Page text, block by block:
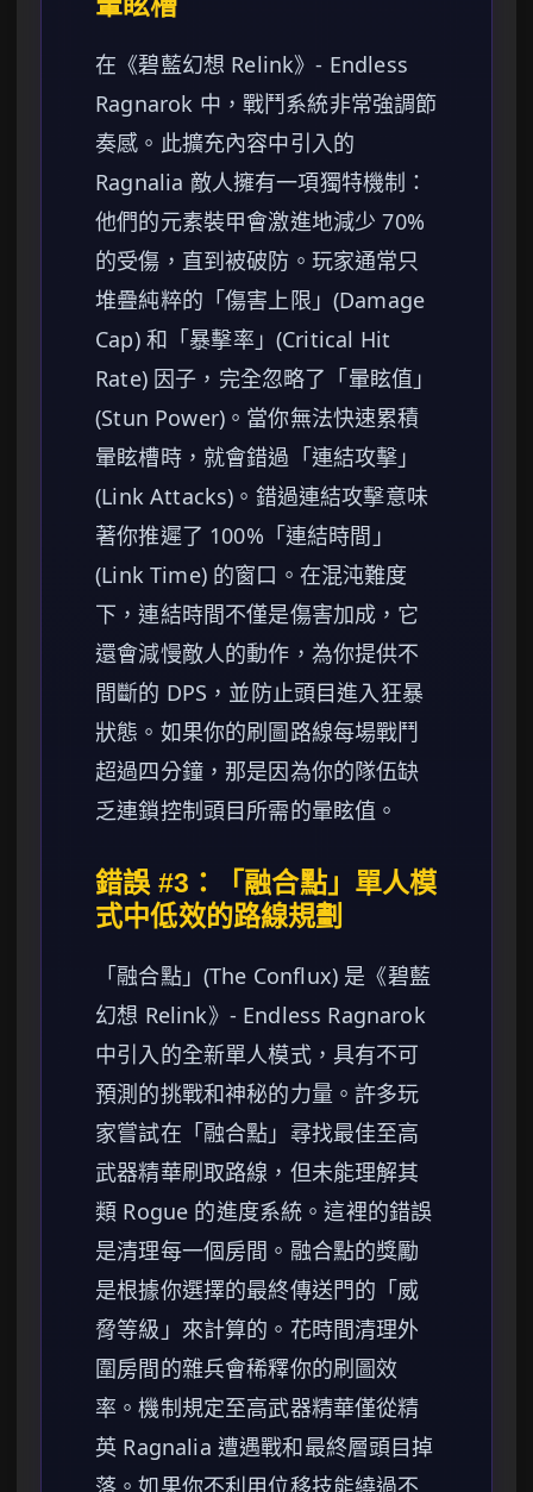
在《碧藍幻想 Relink》- Endless
Ragnarok 中，戰鬥系統非常強調節
奏感。此擴充內容中引入的
Ragnalia 敵人擁有一項獨特機制：
他們的元素裝甲會激進地減少 70%
的受傷，直到被破防。玩家通常只
堆疊純粹的「傷害上限」(Damage
Cap) 和「暴擊率」(Critical Hit
Rate) 因子，完全忽略了「暈眩值」
(Stun Power)。當你無法快速累積
暈眩槽時，就會錯過「連結攻擊」
(Link Attacks)。錯過連結攻擊意味
著你推遲了 100%「連結時間」
(Link Time) 的窗口。在混沌難度
下，連結時間不僅是傷害加成，它
還會減慢敵人的動作，為你提供不
間斷的 DPS，並防止頭目進入狂暴
狀態。如果你的刷圖路線每場戰鬥
超過四分鐘，那是因為你的隊伍缺
乏連鎖控制頭目所需的暈眩值。
錯誤 #3：「融合點」單人模
式中低效的路線規劃
「融合點」(The Conflux) 是《碧藍
幻想 Relink》- Endless Ragnarok
中引入的全新單人模式，具有不可
預測的挑戰和神秘的力量。許多玩
家嘗試在「融合點」尋找最佳至高
武器精華刷取路線，但未能理解其
類 Rogue 的進度系統。這裡的錯誤
是清理每一個房間。融合點的獎勵
是根據你選擇的最終傳送門的「威
脅等級」來計算的。花時間清理外
圍房間的雜兵會稀釋你的刷圖效
率。機制規定至高武器精華僅從精
英 Ragnalia 遭遇戰和最終層頭目掉